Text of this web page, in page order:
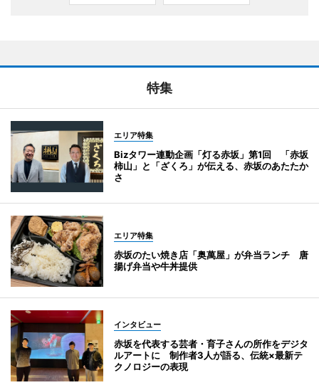
特集
エリア特集
Bizタワー連動企画「灯る赤坂」第1回 「赤坂
柿山」と「ざくろ」が伝える、赤坂のあたたか
さ
エリア特集
赤坂のたい焼き店「奥萬屋」が弁当ランチ 唐
揚げ弁当や牛丼提供
インタビュー
赤坂を代表する芸者・育子さんの所作をデジタ
ルアートに 制作者3人が語る、伝統×最新テ
クノロジーの表現